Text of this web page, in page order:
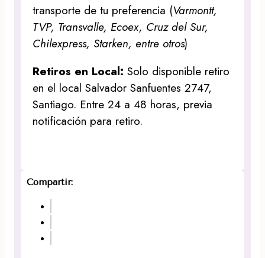
transporte de tu preferencia (Varmontt,
TVP, Transvalle, Ecoex, Cruz del Sur,
Chilexpress, Starken, entre otros)
Retiros en Local:Solo disponible retiro
en el local Salvador Sanfuentes 2747,
Santiago. Entre 24 a 48 horas, previa
notificación para retiro.
Compartir: